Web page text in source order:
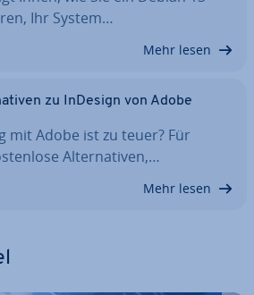
Ihr System…
Mehr lesen
zu InDesign von Adobe
mit Adobe ist zu teuer? Für
Al­ter­na­ti­ven,…
Mehr lesen